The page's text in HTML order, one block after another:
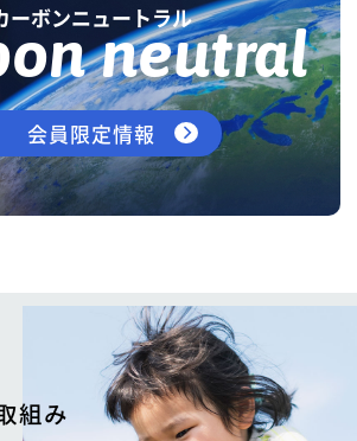
ーボンニュートラルneutral
会員限定情報
組み